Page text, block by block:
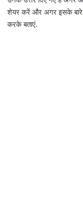
शेयर करें और अगर इसके बारे
करके बताएं.